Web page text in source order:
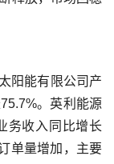
。英利能源
务收入同比增长
单量增加，主要